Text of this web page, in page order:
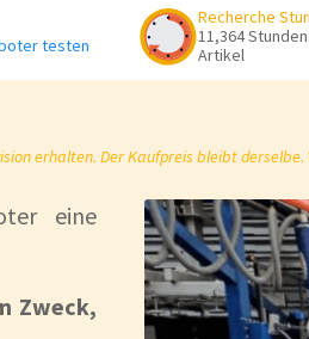
testen
Recherche
11,364
Artikel
erhalten. Der Kaufpreis bleibt
eine
Zweck,